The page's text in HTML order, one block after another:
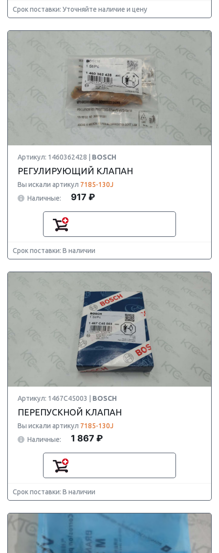
Срок поставки: Уточняйте наличие и цену
Артикул: 1460362428 | BOSCH
РЕГУЛИРУЮЩИЙ КЛАПАН
Вы искали артикул 7185-130J
Наличные:
917 ₽
Срок поставки: В наличии
Артикул: 1467C45003 | BOSCH
ПЕРЕПУСКНОЙ КЛАПАН
Вы искали артикул 7185-130J
Наличные:
1 867 ₽
Срок поставки: В наличии